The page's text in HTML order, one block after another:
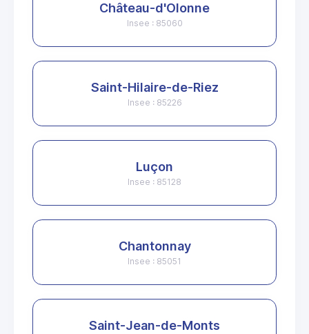
Château-d'Olonne
Insee : 85060
Saint-Hilaire-de-Riez
Insee : 85226
Luçon
Insee : 85128
Chantonnay
Insee : 85051
Saint-Jean-de-Monts